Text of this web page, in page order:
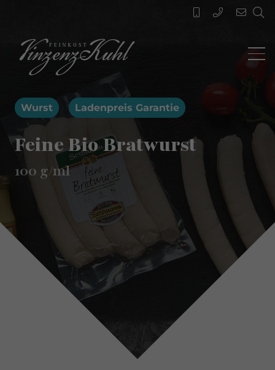
Wurst Ladenpreis Garantie
Feine Bio Bratwurst
100 g/ml